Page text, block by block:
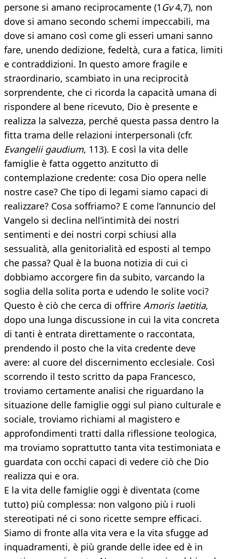
persone si amano reciprocamente (1 Gv4,7), non
dove si amano secondo schemi impeccabili, ma
dove si amano così come gli esseri umani sanno
fare, unendo dedizione, fedeltà, cura a fatica, limiti
e contraddizioni. In questo amore fragile e
straordinario, scambiato in una reciprocità
sorprendente, che ci ricorda la capacità umana di
rispondere al bene ricevuto, Dio è presente e
realizza la salvezza, perché questa passa dentro la
fitta trama delle relazioni interpersonali (cfr.
Evangelii gaudium, 113). E così la vita delle
famiglie è fatta oggetto anzitutto di
contemplazione credente: cosa Dio opera nelle
nostre case? Che tipo di legami siamo capaci di
realizzare? Cosa soffriamo? E come l’annuncio del
Vangelo si declina nell’intimità dei nostri
sentimenti e dei nostri corpi schiusi alla
sessualità, alla genitorialità ed esposti al tempo
che passa? Qual è la buona notizia di cui ci
dobbiamo accorgere fin da subito, varcando la
soglia della solita porta e udendo le solite voci?
Questo è ciò che cerca di offrire Amoris laetitia,
dopo una lunga discussione in cui la vita concreta
di tanti è entrata direttamente o raccontata,
prendendo il posto che la vita credente deve
avere: al cuore del discernimento ecclesiale. Così
scorrendo il testo scritto da papa Francesco,
troviamo certamente analisi che riguardano la
situazione delle famiglie oggi sul piano culturale e
sociale, troviamo richiami al magistero e
approfondimenti tratti dalla riflessione teologica,
ma troviamo soprattutto tanta vita testimoniata e
guardata con occhi capaci di vedere ciò che Dio
realizza qui e ora.
E la vita delle famiglie oggi è diventata (come
tutto) più complessa: non valgono più i ruoli
stereotipati né ci sono ricette sempre efficaci.
Siamo di fronte alla vita vera e la vita sfugge ad
inquadramenti, è più grande delle idee ed è in